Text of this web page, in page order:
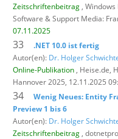
Zeitschriftenbeitrag ,
Software & Support Media:
07.11.2025
33
.NET 10.0 ist fertig
Autor(en): Dr. Holger
Online-Publikation , Heise.de,
Hannover 2025, 12.11.2025
34
Wenig Neues: Entity
Preview 1 bis 6
Autor(en): Dr. Holger
Zeitschriftenbeitrag ,